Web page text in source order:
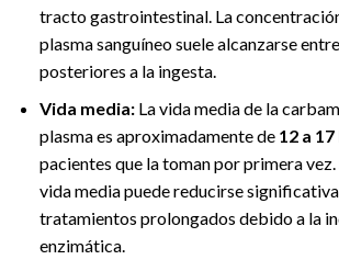
tracto gastrointestinal. La
plasma sanguíneo suele alcanzarse
posteriores a la ingesta.
Vida media:La vida media de la
plasma es aproximadamente de 12 a
pacientes que la toman por primera
vida media puede reducirse
tratamientos prolongados debido a la
enzimática.